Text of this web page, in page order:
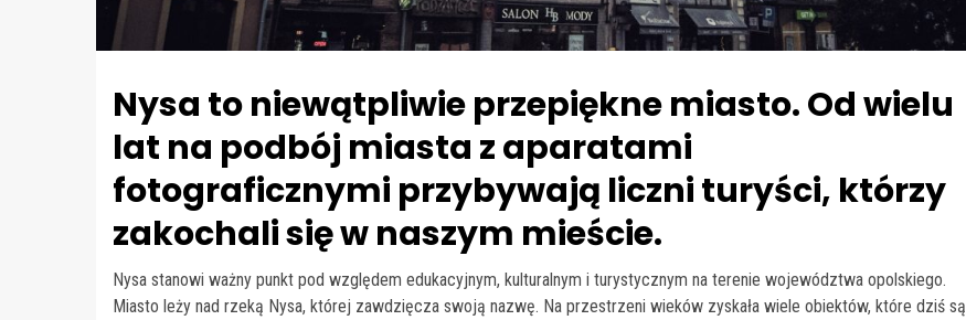
Nysa to niewątpliwie przepiękne miasto. Od wielu
lat na podbój miasta z aparatami
fotograficznymi przybywają liczni turyści, którzy
zakochali się w naszym mieście.
Nysa stanowi ważny punkt pod względem edukacyjnym, kulturalnym i turystycznym na terenie województwa opolskiego.
Miasto leży nad rzeką Nysa, której zawdzięcza swoją nazwę. Na przestrzeni wieków zyskała wiele obiektów, które dziś są